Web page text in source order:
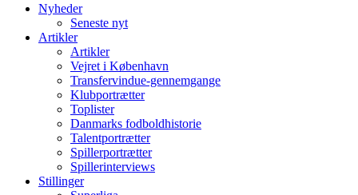
Nyheder
Seneste nyt
Artikler
Artikler
Vejret i København
Transfervindue-gennemgange
Klubportrætter
Toplister
Danmarks fodboldhistorie
Talentportrætter
Spillerportrætter
Spillerinterviews
Stillinger